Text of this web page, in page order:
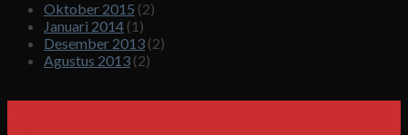
Oktober 2015 (2)
Januari 2014 (1)
Desember 2013 (2)
Agustus 2013 (2)